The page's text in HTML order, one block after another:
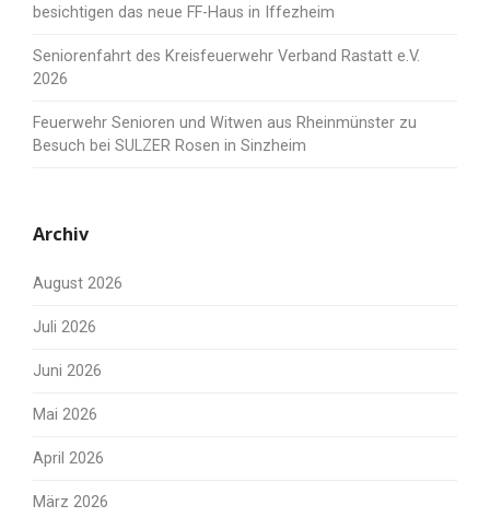
besichtigen das neue FF-Haus in Iffezheim
Seniorenfahrt des Kreisfeuerwehr Verband Rastatt e.V.
2026
Feuerwehr Senioren und Witwen aus Rheinmünster zu
Besuch bei SULZER Rosen in Sinzheim
Archiv
August 2026
Juli 2026
Juni 2026
Mai 2026
April 2026
März 2026